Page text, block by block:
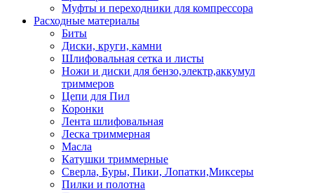
Муфты и переходники для компрессора
Расходные материалы
Биты
Диски, круги, камни
Шлифовальная сетка и листы
Ножи и диски для бензо,электр,аккумул
триммеров
Цепи для Пил
Коронки
Лента шлифовальная
Леска триммерная
Масла
Катушки триммерные
Сверла, Буры, Пики, Лопатки,Миксеры
Пилки и полотна